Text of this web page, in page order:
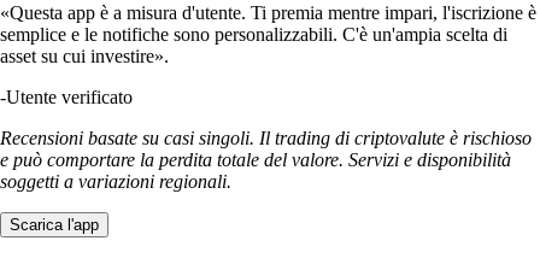
«Questa app è a misura d'utente. Ti premia mentre impari, l'iscrizione è
semplice e le notifiche sono personalizzabili. C'è un'ampia scelta di
asset su cui investire».
-Utente verificato
Recensioni basate su casi singoli. Il trading di criptovalute è rischioso
e può comportare la perdita totale del valore. Servizi e disponibilità
soggetti a variazioni regionali.
Scarica l'app